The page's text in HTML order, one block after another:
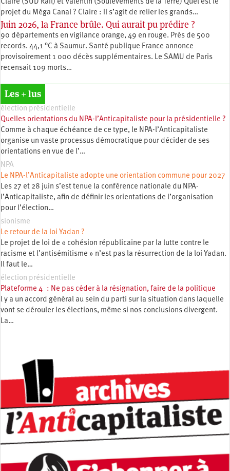
Claire (SUD Rail) et Valentin (Soulèvements de la Terre) Quel est le
projet du Méga Canal ? Claire : Il s’agit de relier les grands…
Juin 2026, la France brûle. Qui aurait pu prédire ?
90 départements en vigilance orange, 49 en rouge. Près de 500
records. 44,1 °C à Saumur. Santé publique France annonce
provisoirement 1 000 décès supplémentaires. Le SAMU de Paris
recensait 109 morts…
Les + lus
élection présidentielle
Quelles orientations du NPA-l’Anticapitaliste pour la présidentielle ?
Comme à chaque échéance de ce type, le NPA-l’Anticapitaliste
organise un vaste processus démocratique pour décider de ses
orientations en vue de l’…
NPA
Le NPA-l’Anticapitaliste adopte une orientation commune pour 2027
Les 27 et 28 juin s’est tenue la conférence nationale du NPA-
l’Anticapitaliste, afin de définir les orientations de l’organisation
pour l’élection…
sionisme
Le retour de la loi Yadan ?
Le projet de loi de « cohésion républicaine par la lutte contre le
racisme et l’antisémitisme » n’est pas la résurrection de la loi Yadan.
Il faut le…
élection présidentielle
Plateforme 4 : Ne pas céder à la résignation, faire de la politique
l y a un accord général au sein du parti sur la situation dans laquelle
vont se dérouler les élections, même si nos conclusions divergent.
La…